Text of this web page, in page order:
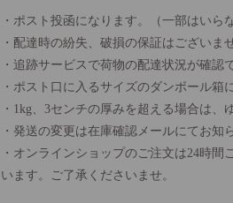
・ポスト投函になります。（一部はいら
・配達時の紛失、破損の保証はございま
・追跡サービスで荷物の配達状況が確認
・ポスト口に入るサイズのダンボール箱
・1kg、3センチの厚みを超える場合は、
・発送の変更は在庫確認メールにてお知
・オンラインショップのご注文は24時
います。ご了承くださいませ。